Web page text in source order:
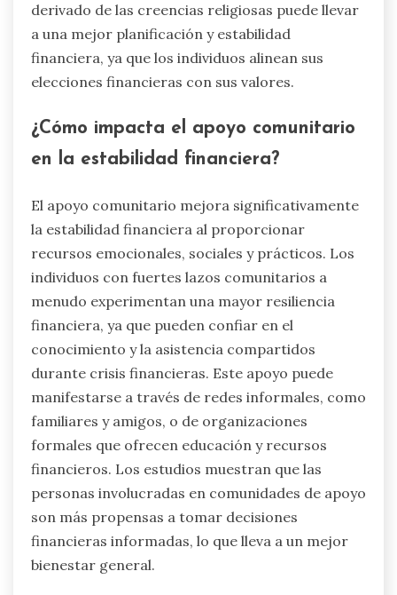
derivado de las creencias religiosas puede llevar
a una mejor planificación y estabilidad
financiera, ya que los individuos alinean sus
elecciones financieras con sus valores.
¿Cómo impacta el apoyo comunitario
en la estabilidad financiera?
El apoyo comunitario mejora significativamente
la estabilidad financiera al proporcionar
recursos emocionales, sociales y prácticos. Los
individuos con fuertes lazos comunitarios a
menudo experimentan una mayor resiliencia
financiera, ya que pueden confiar en el
conocimiento y la asistencia compartidos
durante crisis financieras. Este apoyo puede
manifestarse a través de redes informales, como
familiares y amigos, o de organizaciones
formales que ofrecen educación y recursos
financieros. Los estudios muestran que las
personas involucradas en comunidades de apoyo
son más propensas a tomar decisiones
financieras informadas, lo que lleva a un mejor
bienestar general.